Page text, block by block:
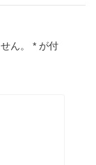
ん。 * が付